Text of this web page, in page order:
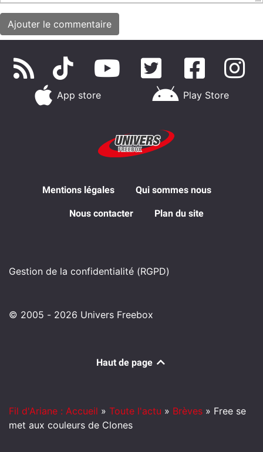
App store Play Store
Mentions légales Qui sommes nous
Nous contacter Plan du site
Gestion de la confidentialité (RGPD)
© 2005 - 2026 Univers Freebox
Haut de page
Fil d'Ariane : Accueil » Toute l'actu » Brèves » Free se
met aux couleurs de Clones